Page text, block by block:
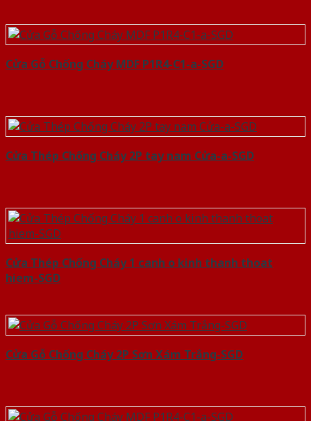
Cửa Gỗ Chống Cháy MDF P1R4-C1-a-SGD
Cửa Thép Chống Cháy 2P tay nam Cửa-a-SGD
Cửa Thép Chống Cháy 1 canh o kinh thanh thoat
hiem-SGD
Cửa Gỗ Chống Cháy 2P Sơn Xám Trắng-SGD